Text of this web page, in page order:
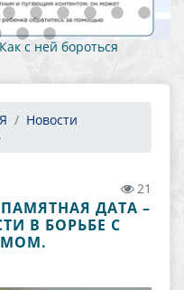
с ней бороться
Новости
21
ДАТА –
В БОРЬБЕ С